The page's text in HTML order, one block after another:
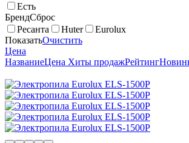
Есть
БрендСброс
Ресанта
Huter
Eurolux
ПоказатьОчистить
Цена
НазваниеЦена Хиты продажРейтинг